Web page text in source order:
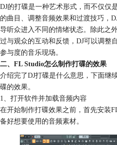
DJ的打碟是一种艺术形式，而不仅仅
的曲目、调整音频效果和过渡技巧，
导听众进入不同的情绪状态。除此之
过与观众的互动和反馈，DJ可以调整
参与度的音乐现场。
二、FL Studio怎么制作打碟的效果
介绍完了DJ打碟是什么意思，下面继
碟的效果。
1、打开软件并加载音频内容
在开始制作打碟效果之前，首先安装
备好想要使用的音频素材。